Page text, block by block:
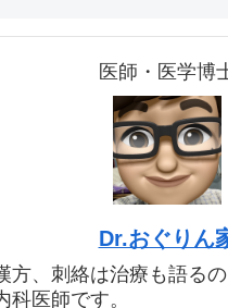
医師・医学博
Dr.おぐりん
方、刺絡は治療も語る
科医師です。